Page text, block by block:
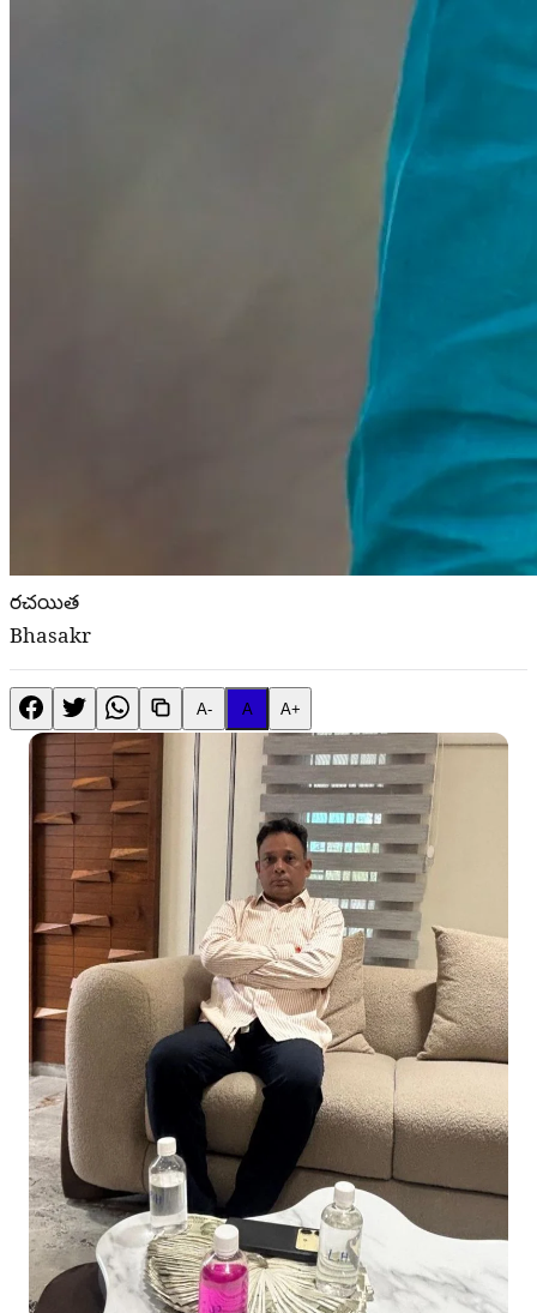
రచయిత
Bhasakr
A- A A+